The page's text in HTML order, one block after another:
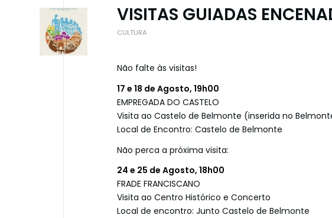
VISITAS GUIADAS
CULTURA
Não falte às visitas!
17 e 18 de Agosto, 19h00
EMPREGADA DO CASTELO
Visita ao Castelo de Belmonte (inserida no
Local de Encontro: Castelo de Belmonte
Não perca a próxima visita:
24 e 25 de Agosto, 18h00
FRADE FRANCISCANO
Visita ao Centro Histórico e Concerto
Local de encontro: Junto Castelo de Belmonte